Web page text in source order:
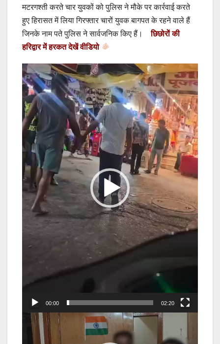
मटरगश्ती करते चार युवकों को पुलिस ने मौके पर कार्रवाई करते
हुए हिरासत में लिया गिरफ्तार चारों युवक बागपत के रहने वाले हैं
जिनके नाम पते पुलिस ने सार्वजनिक किए हैं।छिछोरों की
हरिद्वार में हरकत देखें वीडियो
Video
Player
00:00 02:20
Video
Player